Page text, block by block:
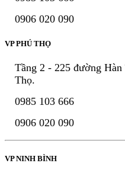
0906 020 090
VP PHÚ THỌ
Tầng 2 - 225 đường
Thọ.
0985 103 666
0906 020 090
VP NINH BÌNH